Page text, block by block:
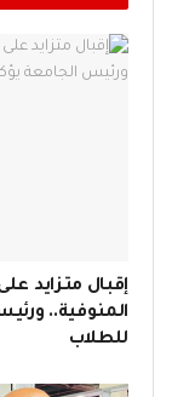
إقبال متزايد
المنوفية..
للطلاب